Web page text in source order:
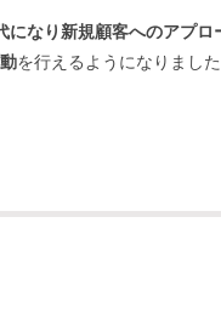
になり新規顧客へのアプロ
を行えるようになりまし